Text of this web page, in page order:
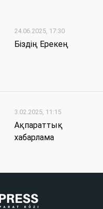
24.06.2025, 17:30
Біздің Ерекең
3.02.2025, 11:15
Ақпараттық
хабарлама